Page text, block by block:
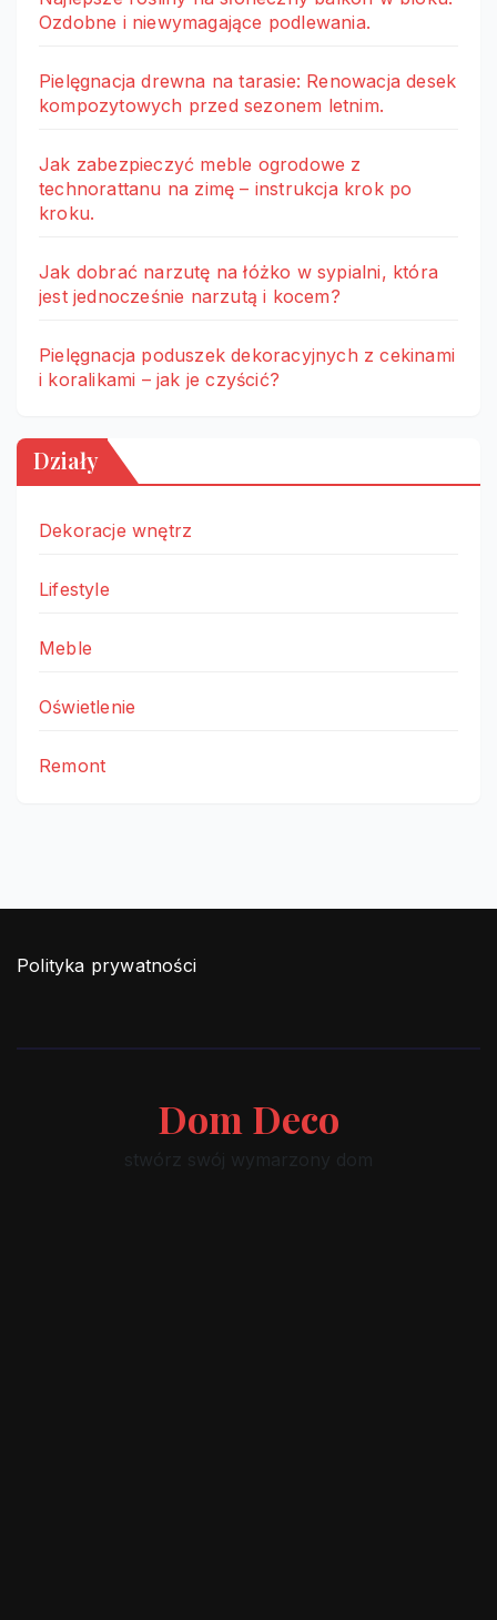
Ozdobne i niewymagające podlewania.
Pielęgnacja drewna na tarasie: Renowacja desek
kompozytowych przed sezonem letnim.
Jak zabezpieczyć meble ogrodowe z
technorattanu na zimę – instrukcja krok po
kroku.
Jak dobrać narzutę na łóżko w sypialni, która
jest jednocześnie narzutą i kocem?
Pielęgnacja poduszek dekoracyjnych z cekinami
i koralikami – jak je czyścić?
Działy
Dekoracje wnętrz
Lifestyle
Meble
Oświetlenie
Remont
Polityka prywatności
Dom Deco
stwórz swój wymarzony dom